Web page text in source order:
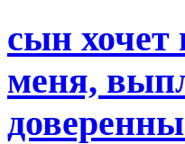
сын хочет
меня,